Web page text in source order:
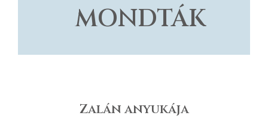
MONDTÁK
Zalán anyukája